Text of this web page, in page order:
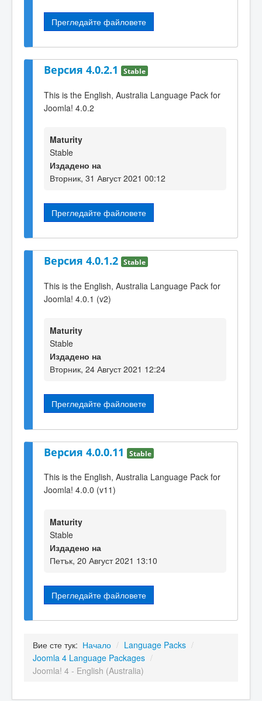
Прегледайте файловете
Версия 4.0.2.1 Stable
This is the English, Australia Language Pack for
Joomla! 4.0.2
Maturity
Stable
Издадено на
Вторник, 31 Август 2021 00:12
Прегледайте файловете
Версия 4.0.1.2 Stable
This is the English, Australia Language Pack for
Joomla! 4.0.1 (v2)
Maturity
Stable
Издадено на
Вторник, 24 Август 2021 12:24
Прегледайте файловете
Версия 4.0.0.11 Stable
This is the English, Australia Language Pack for
Joomla! 4.0.0 (v11)
Maturity
Stable
Издадено на
Петък, 20 Август 2021 13:10
Прегледайте файловете
Вие сте тук: Начало / Language Packs /
Joomla 4 Language Packages /
Joomla! 4 - English (Australia)